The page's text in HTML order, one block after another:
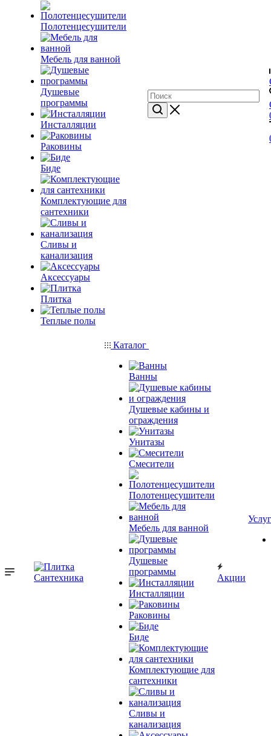
Полотенцесушители
Мебель для ванной
Душевые
программы
Инсталляции
Раковины
Биде
Комплектующие для
сантехники
Сливы и
канализация
Аксессуары
Плитка
Теплые полы
Каталог
Ванны
Душевые кабины и
ограждения
Унитазы
Смесители
Полотенцесушители
Мебель для ванной
Душевые
программы
Инсталляции
Раковины
Биде
Комплектующие для
сантехники
Сливы и
канализация
Акции